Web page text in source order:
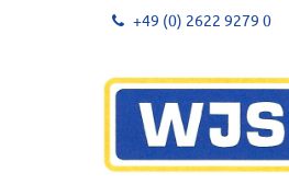
+49 (0) 2622 9279 0